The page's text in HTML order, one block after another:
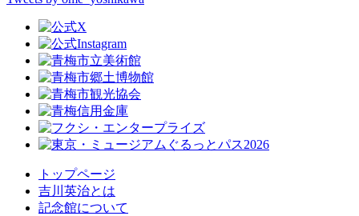
トップページ
吉川英治とは
記念館について